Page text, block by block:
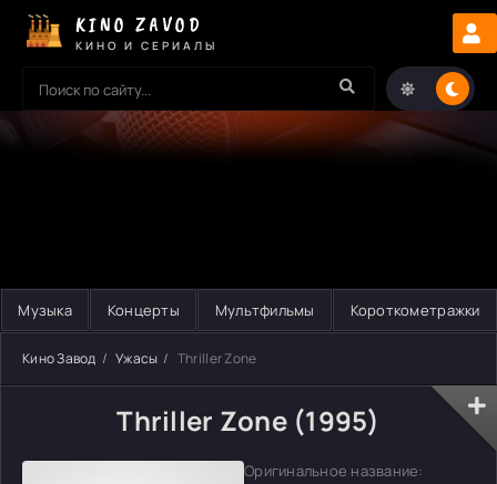
KINO ZAVOD
КИНО И СЕРИАЛЫ
Музыка Концерты Мультфильмы Короткометражки
Кино Завод Ужасы Thriller Zone
Thriller Zone (1995)
Оригинальное название: